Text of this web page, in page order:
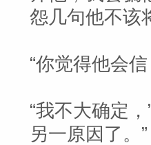
怨几句他不该
“你觉得他会
“我不大确定
另一原因了。”